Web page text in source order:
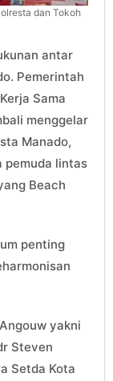
dan Tokoh
antar
Pemerintah
Sama
menggelar
Manado,
pemuda lintas
Beach
penting
yakni
Steven
Setda Kota